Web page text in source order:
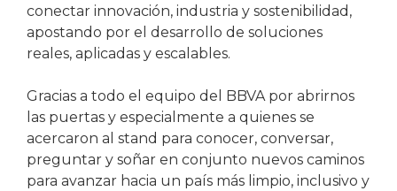
conectar innovación, industria y sostenibilidad,
apostando por el desarrollo de soluciones
reales, aplicadas y escalables.
Gracias a todo el equipo del BBVA por abrirnos
las puertas y especialmente a quienes se
acercaron al stand para conocer, conversar,
preguntar y soñar en conjunto nuevos caminos
para avanzar hacia un país más limpio, inclusivo y